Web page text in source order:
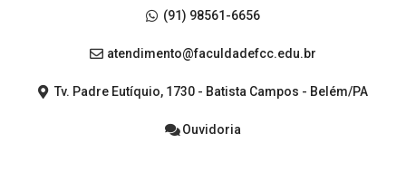
(91) 98561-6656
atendimento@faculdadefcc.edu.br
Tv. Padre Eutíquio, 1730 - Batista Campos - Belém/PA
Ouvidoria